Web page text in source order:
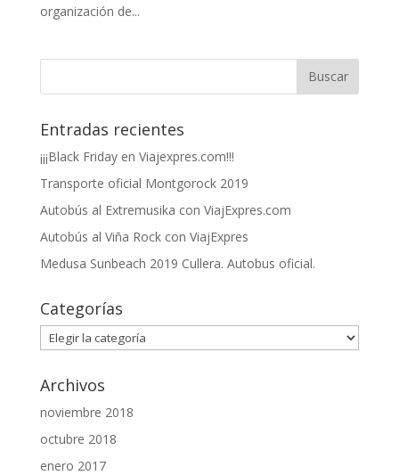
organización de...
Entradas recientes
¡¡¡Black Friday en Viajexpres.com!!!
Transporte oficial Montgorock 2019
Autobús al Extremusika con ViajExpres.com
Autobús al Viña Rock con ViajExpres
Medusa Sunbeach 2019 Cullera. Autobus oficial.
Categorías
Categorías
Archivos
noviembre 2018
octubre 2018
enero 2017